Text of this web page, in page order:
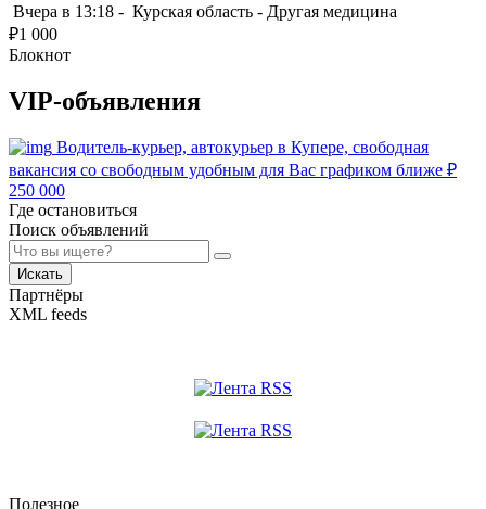
Вчера в 13:18 - Курская область - Другая медицина
₽1 000
Блокнот
VIP-объявления
Водитель-курьер, автокурьер в Купере, свободная
вакансия со свободным удобным для Вас графиком ближе ₽
250 000
Где остановиться
Поиск объявлений
Искать
Партнёры
XML feeds
Полезное